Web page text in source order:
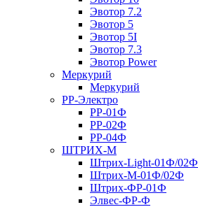
Эвотор 7.2
Эвотор 5
Эвотор 5I
Эвотор 7.3
Эвотор Power
Меркурий
Меркурий
РР-Электро
РР-01Ф
РР-02Ф
РР-04Ф
ШТРИХ-М
Штрих-Light-01Ф/02Ф
Штрих-М-01Ф/02Ф
Штрих-ФР-01Ф
Элвес-ФР-Ф